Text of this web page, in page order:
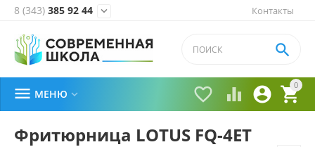
Контакты
8 (343) 385 92 44 
0


 

 МЕНЮ 
Фритюрница LOTUS FQ-4ET